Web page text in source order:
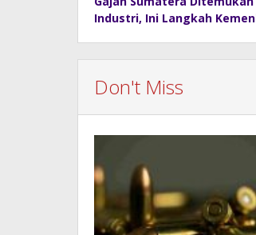
navigation
Industri, Ini Langkah
Don't Miss